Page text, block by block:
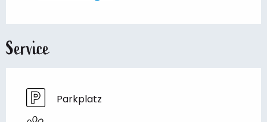
Service
Parkplatz